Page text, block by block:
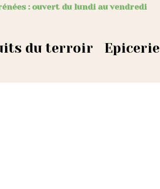
: ouvert du lundi au vendredi
du terroir Epicerie